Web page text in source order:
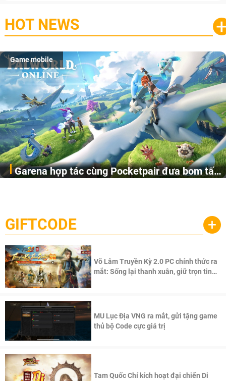
HOT NEWS
Game mobile
Garena hợp tác cùng Pocketpair đưa bom tấn
cầu, theo giấy phép chính thức từ công ty game Nhật Bản
Pocketpair, Inc.
GIFTCODE +
Võ Lâm Truyền Kỳ 2.0 PC chính thức ra
mắt: Sống lại thanh xuân, giữ trọn tinh
MU Lục Địa VNG ra mắt, gửi tặng game
thủ bộ Code cực giá trị
Tam Quốc Chí kích hoạt đại chiến Di